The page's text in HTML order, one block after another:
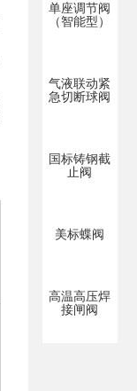
单座调节阀
（智能型）
气液联动紧
急切断球阀
国标铸钢截
止阀
美标蝶阀
高温高压焊
接闸阀